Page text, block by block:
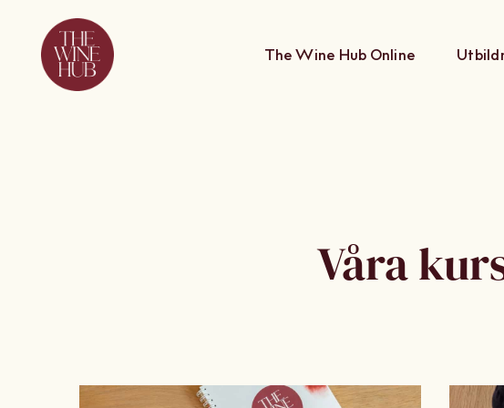
content
The Wine Hub Online
Våra